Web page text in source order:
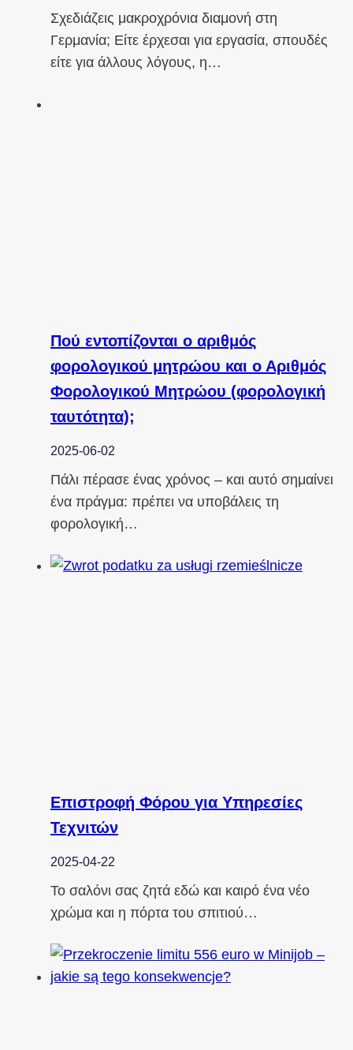
Σχεδιάζεις μακροχρόνια διαμονή στη
Γερμανία; Είτε έρχεσαι για εργασία, σπουδές
είτε για άλλους λόγους, η…
Πού εντοπίζονται ο αριθμός
φορολογικού μητρώου και ο Αριθμός
Φορολογικού Μητρώου (φορολογική
ταυτότητα);
2025-06-02
Πάλι πέρασε ένας χρόνος – και αυτό σημαίνει
ένα πράγμα: πρέπει να υποβάλεις τη
φορολογική…
Επιστροφή Φόρου για Υπηρεσίες
Τεχνιτών
2025-04-22
Το σαλόνι σας ζητά εδώ και καιρό ένα νέο
χρώμα και η πόρτα του σπιτιού…